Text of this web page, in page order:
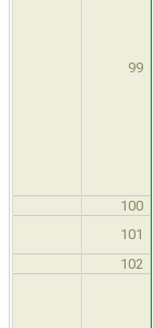
99
100
101
102